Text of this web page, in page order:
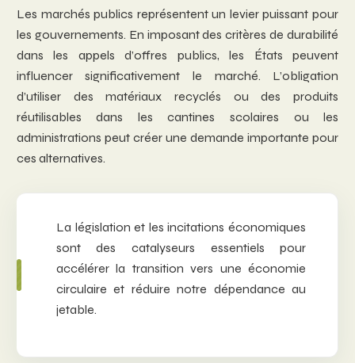
Les marchés publics représentent un levier puissant pour
les gouvernements. En imposant des critères de durabilité
dans les appels d’offres publics, les États peuvent
influencer significativement le marché. L’obligation
d’utiliser des matériaux recyclés ou des produits
réutilisables dans les cantines scolaires ou les
administrations peut créer une demande importante pour
ces alternatives.
La législation et les incitations économiques
sont des catalyseurs essentiels pour
accélérer la transition vers une économie
circulaire et réduire notre dépendance au
jetable.